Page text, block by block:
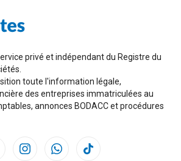
privé et indépendant du Registre du
toute l'information légale,
des entreprises immatriculées au
annonces BODACC et procédures